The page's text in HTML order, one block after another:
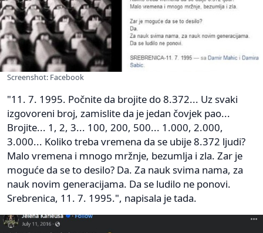
Screenshot: Facebook
"11. 7. 1995. Počnite da brojite do 8.372... Uz svaki
izgovoreni broj, zamislite da je jedan čovjek pao...
Brojite... 1, 2, 3... 100, 200, 500... 1.000, 2.000,
3.000... Koliko treba vremena da se ubije 8.372 ljudi?
Malo vremena i mnogo mržnje, bezumlja i zla. Zar je
moguće da se to desilo? Da. Za nauk svima nama, za
nauk novim generacijama. Da se ludilo ne ponovi.
Srebrenica, 11. 7. 1995.", napisala je tada.